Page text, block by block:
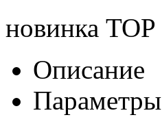
новинка TOP
Описание
Параметры